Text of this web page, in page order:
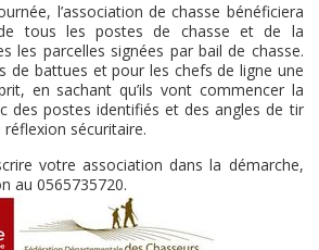
l’association de chasse bénéficiera
tous les postes de chasse et de la
les parcelles signées par bail de chasse.
de battues et pour les chefs de ligne une
en sachant qu’ils vont commencer la
des postes identifiés et des angles de tir
réflexion sécuritaire.
votre association dans la démarche,
au 0565735720.